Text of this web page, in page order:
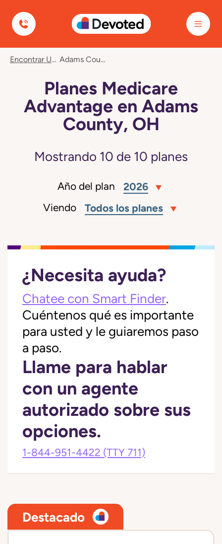
Devoted Health
Encontrar Un Plan Adams County, OH
Planes Medicare
Advantage en Adams
County, OH
Mostrando 10 de 10 planes
Año del plan 2026
Viendo Todos los planes
¿Necesita ayuda?
Chatee con Smart Finder.
Cuéntenos qué es importante
para usted y le guiaremos paso
a paso.
Llame para hablar
con un agente
autorizado sobre sus
opciones.
1-844-951-4422 (TTY 711)
Destacado